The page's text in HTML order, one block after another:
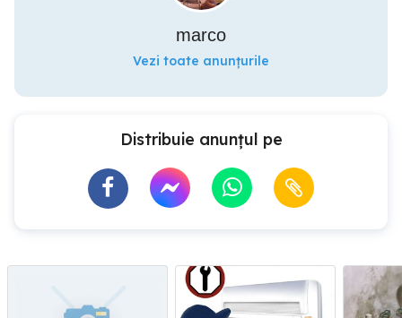
marco
Vezi toate anunțurile
Distribuie anunțul pe